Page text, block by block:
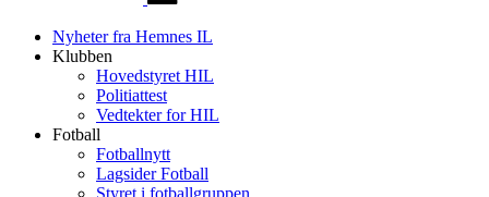
Nyheter fra Hemnes IL
Klubben
Hovedstyret HIL
Politiattest
Vedtekter for HIL
Fotball
Fotballnytt
Lagsider Fotball
Styret i fotballgruppen